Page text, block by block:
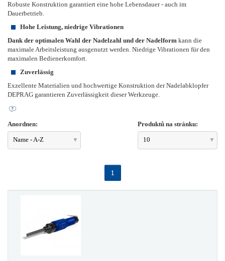
Robuste Konstruktion garantiert eine hohe Lebensdauer - auch im
Dauerbetrieb.
Hohe Leistung, niedrige Vibrationen
Dank der optimalen Wahl der Nadelzahl und der Nadelform kann die
maximale Arbeitsleistung ausgenutzt werden. Niedrige Vibrationen für den
maximalen Bedienerkomfort.
Zuverlässig
Exzellente Materialien und hochwertige Konstruktion der Nadelabklopfer
DEPRAG garantieren Zuverlässigkeit dieser Werkzeuge.
Anordnen:
Name - A-Z
Produktů na stránku:
10
1